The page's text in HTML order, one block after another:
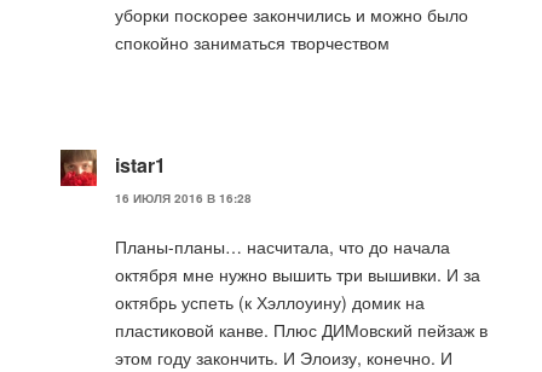
уборки поскорее закончились и можно было
спокойно заниматься творчеством
istar1
16 ИЮЛЯ 2016 В 16:28
Планы-планы… насчитала, что до начала
октября мне нужно вышить три вышивки. И за
октябрь успеть (к Хэллоуину) домик на
пластиковой канве. Плюс ДИМовский пейзаж в
этом году закончить. И Элоизу, конечно. И